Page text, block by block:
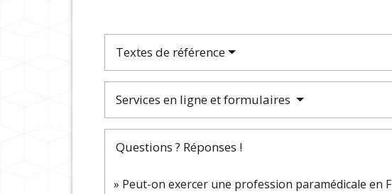
Textes de référence
Services en ligne et formulaires
Questions ? Réponses !
Peut-on exercer une profession paramédicale en